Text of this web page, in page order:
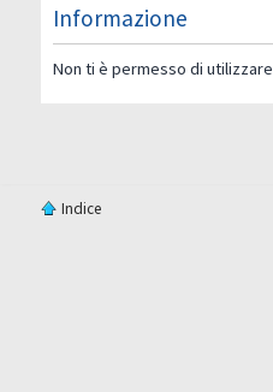
Informazione
Non ti è permesso di
Indice